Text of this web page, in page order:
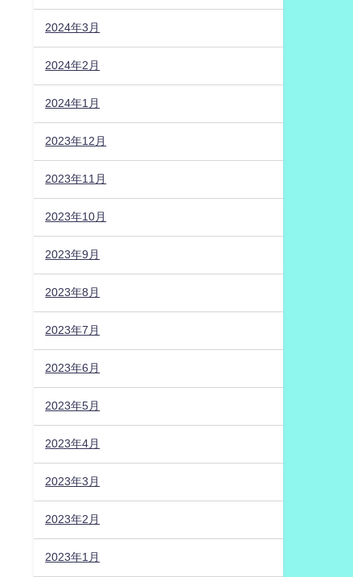
2024年3月
2024年2月
2024年1月
2023年12月
2023年11月
2023年10月
2023年9月
2023年8月
2023年7月
2023年6月
2023年5月
2023年4月
2023年3月
2023年2月
2023年1月